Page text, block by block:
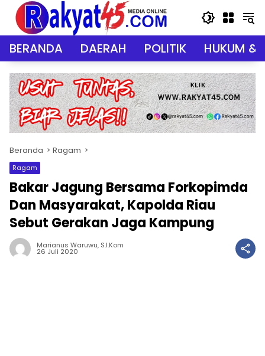
Langsung
konten
BERANDA DAERAH POLITIK HUKUM &
Beranda Ragam
Ragam
Bakar Jagung Bersama Forkopimda
Dan Masyarakat, Kapolda Riau
Sebut Gerakan Jaga Kampung
Marianus Waruwu, S.I.Kom
26 Juli 2020